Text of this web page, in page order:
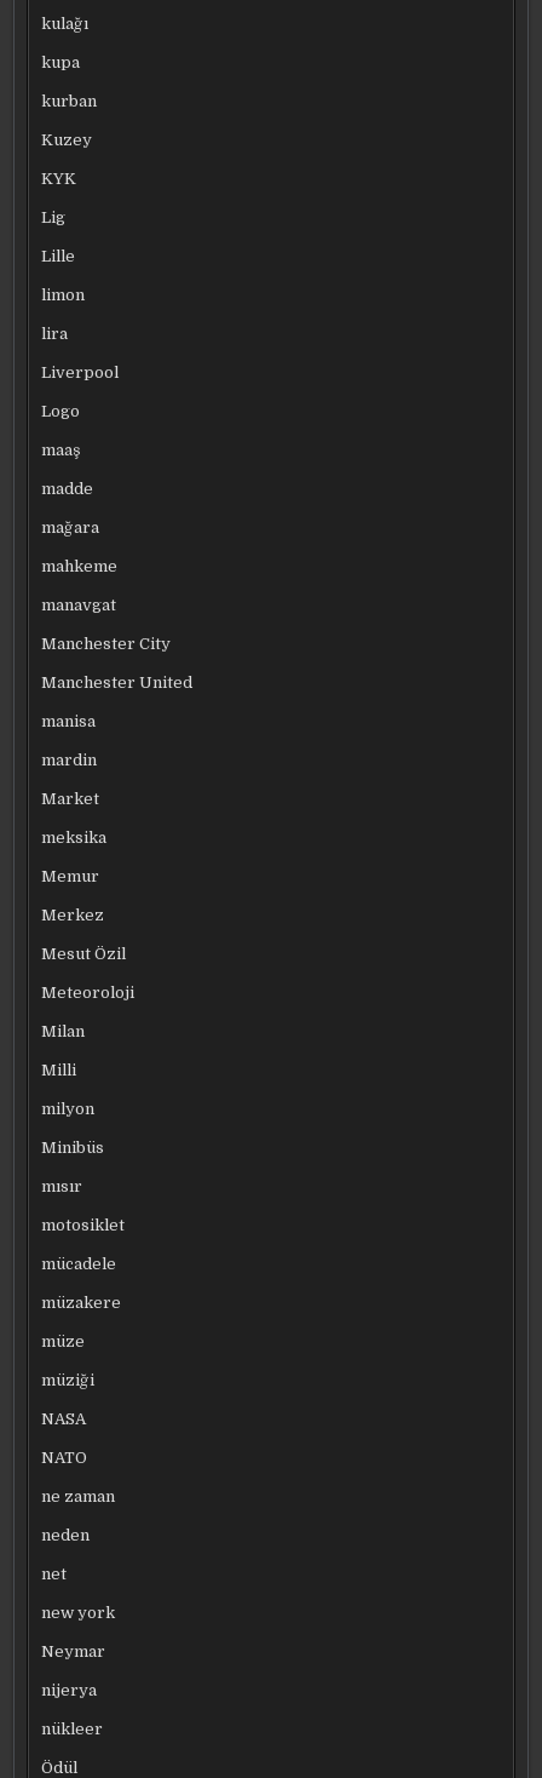
kulağı
kupa
kurban
Kuzey
KYK
Lig
Lille
limon
lira
Liverpool
Logo
maaş
madde
mağara
mahkeme
manavgat
Manchester City
Manchester United
manisa
mardin
Market
meksika
Memur
Merkez
Mesut Özil
Meteoroloji
Milan
Milli
milyon
Minibüs
mısır
motosiklet
mücadele
müzakere
müze
müziği
NASA
NATO
ne zaman
neden
net
new york
Neymar
nijerya
nükleer
Ödül